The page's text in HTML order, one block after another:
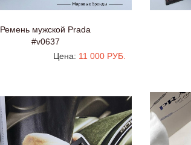
Ремень мужской Prada
#v0637
Цена: 11 000 РУБ.